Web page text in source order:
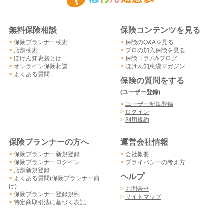
無料保険相談
> 保険プランナー検索
> 店舗検索
> ほけん知恵袋とは
> オンライン保険相談
> よくある質問
保険コンテンツを見る
> 保険のQ&Aを見る
> プロの加入保険を見る
> 保険コラム&ブログ
> ほけん知恵袋マガジン
保険の質問をする
(ユーザー登録)
> ユーザー新規登録
> ログイン
> 利用規約
保険プランナーの方へ
> 保険プランナー新規登録
> 保険プランナーログイン
> 店舗新規登録
> よくある質問(保険プランナー向
け)
> 保険プランナー登録規約
> 特定商取引法に基づく表記
運営会社情報
> 会社概要
> プライバシーの考え方
ヘルプ
> お問合せ
> サイトマップ